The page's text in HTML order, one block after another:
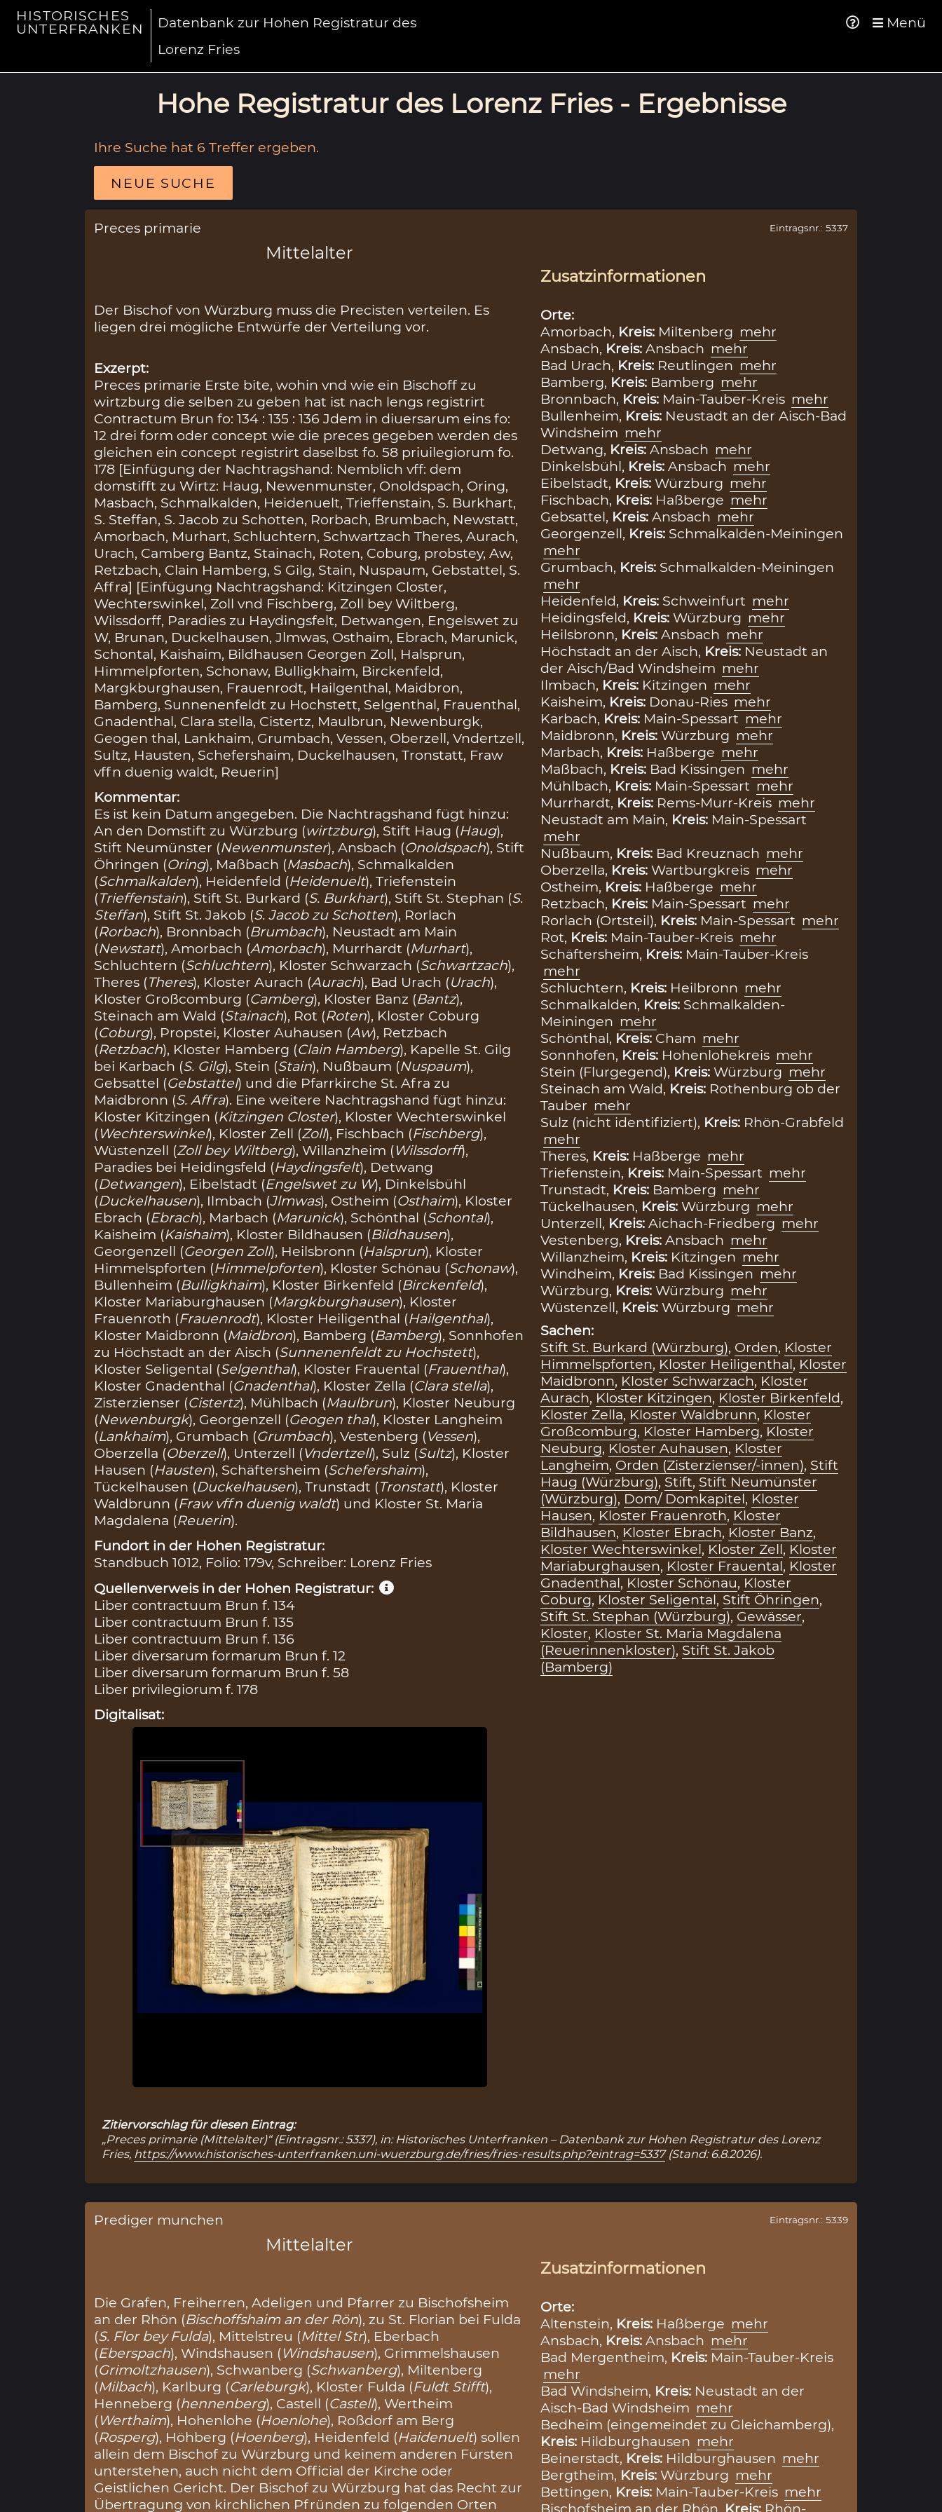
HISTORISCHES
UNTERFRANKEN
Datenbank zur Hohen Registratur des
Lorenz Fries
Menü
Hohe Registratur des Lorenz Fries - Ergebnisse
Ihre Suche hat 6 Treffer ergeben.
NEUE SUCHE
Preces primarie
Mittelalter
Der Bischof von Würzburg muss die Precisten verteilen. Es
liegen drei mögliche Entwürfe der Verteilung vor.
Exzerpt:
Preces primarie Erste bite, wohin vnd wie ein Bischoff zu
wirtzburg die selben zu geben hat ist nach lengs registrirt
Contractum Brun fo: 134 : 135 : 136 Jdem in diuersarum eins fo:
12 drei form oder concept wie die preces gegeben werden des
gleichen ein concept registrirt daselbst fo. 58 priuilegiorum fo.
178 [Einfügung der Nachtragshand: Nemblich vff: dem
domstifft zu Wirtz: Haug, Newenmunster, Onoldspach, Oring,
Masbach, Schmalkalden, Heidenuelt, Trieffenstain, S. Burkhart,
S. Steffan, S. Jacob zu Schotten, Rorbach, Brumbach, Newstatt,
Amorbach, Murhart, Schluchtern, Schwartzach Theres, Aurach,
Urach, Camberg Bantz, Stainach, Roten, Coburg, probstey, Aw,
Retzbach, Clain Hamberg, S Gilg, Stain, Nuspaum, Gebstattel, S.
Affra] [Einfügung Nachtragshand: Kitzingen Closter,
Wechterswinkel, Zoll vnd Fischberg, Zoll bey Wiltberg,
Wilssdorff, Paradies zu Haydingsfelt, Detwangen, Engelswet zu
W, Brunan, Duckelhausen, Jlmwas, Osthaim, Ebrach, Marunick,
Schontal, Kaishaim, Bildhausen Georgen Zoll, Halsprun,
Himmelpforten, Schonaw, Bulligkhaim, Birckenfeld,
Margkburghausen, Frauenrodt, Hailgenthal, Maidbron,
Bamberg, Sunnenenfeldt zu Hochstett, Selgenthal, Frauenthal,
Gnadenthal, Clara stella, Cistertz, Maulbrun, Newenburgk,
Geogen thal, Lankhaim, Grumbach, Vessen, Oberzell, Vndertzell,
Sultz, Hausten, Schefershaim, Duckelhausen, Tronstatt, Fraw
vffn duenig waldt, Reuerin]
Kommentar:
Es ist kein Datum angegeben. Die Nachtragshand fügt hinzu:
An den Domstift zu Würzburg (wirtzburg), Stift Haug (Haug),
Stift Neumünster (Newenmunster), Ansbach (Onoldspach), Stift
Öhringen (Oring), Maßbach (Masbach), Schmalkalden
(Schmalkalden), Heidenfeld (Heidenuelt), Triefenstein
(Trieffenstain), Stift St. Burkard (S. Burkhart), Stift St. Stephan (S.
Steffan), Stift St. Jakob (S. Jacob zu Schotten), Rorlach
(Rorbach), Bronnbach (Brumbach), Neustadt am Main
(Newstatt), Amorbach (Amorbach), Murrhardt (Murhart),
Schluchtern (Schluchtern), Kloster Schwarzach (Schwartzach),
Theres (Theres), Kloster Aurach (Aurach), Bad Urach (Urach),
Kloster Großcomburg (Camberg), Kloster Banz (Bantz),
Steinach am Wald (Stainach), Rot (Roten), Kloster Coburg
(Coburg), Propstei, Kloster Auhausen (Aw), Retzbach
(Retzbach), Kloster Hamberg (Clain Hamberg), Kapelle St. Gilg
bei Karbach (S. Gilg), Stein (Stain), Nußbaum (Nuspaum),
Gebsattel (Gebstattel) und die Pfarrkirche St. Afra zu
Maidbronn (S. Affra). Eine weitere Nachtragshand fügt hinzu:
Kloster Kitzingen (Kitzingen Closter), Kloster Wechterswinkel
(Wechterswinkel), Kloster Zell (Zoll), Fischbach (Fischberg),
Wüstenzell (Zoll bey Wiltberg), Willanzheim (Wilssdorff),
Paradies bei Heidingsfeld (Haydingsfelt), Detwang
(Detwangen), Eibelstadt (Engelswet zu W), Dinkelsbühl
(Duckelhausen), Ilmbach (Jlmwas), Ostheim (Osthaim), Kloster
Ebrach (Ebrach), Marbach (Marunick), Schönthal (Schontal),
Kaisheim (Kaishaim), Kloster Bildhausen (Bildhausen),
Georgenzell (Georgen Zoll), Heilsbronn (Halsprun), Kloster
Himmelspforten (Himmelpforten), Kloster Schönau (Schonaw),
Bullenheim (Bulligkhaim), Kloster Birkenfeld (Birckenfeld),
Kloster Mariaburghausen (Margkburghausen), Kloster
Frauenroth (Frauenrodt), Kloster Heiligenthal (Hailgenthal),
Kloster Maidbronn (Maidbron), Bamberg (Bamberg), Sonnhofen
zu Höchstadt an der Aisch (Sunnenenfeldt zu Hochstett),
Kloster Seligental (Selgenthal), Kloster Frauental (Frauenthal),
Kloster Gnadenthal (Gnadenthal), Kloster Zella (Clara stella),
Zisterzienser (Cistertz), Mühlbach (Maulbrun), Kloster Neuburg
(Newenburgk), Georgenzell (Geogen thal), Kloster Langheim
(Lankhaim), Grumbach (Grumbach), Vestenberg (Vessen),
Oberzella (Oberzell), Unterzell (Vndertzell), Sulz (Sultz), Kloster
Hausen (Hausten), Schäftersheim (Schefershaim),
Tückelhausen (Duckelhausen), Trunstadt (Tronstatt), Kloster
Waldbrunn (Fraw vffn duenig waldt) und Kloster St. Maria
Magdalena (Reuerin).
Fundort in der Hohen Registratur:
Standbuch 1012, Folio: 179v, Schreiber: Lorenz Fries
Quellenverweis in der Hohen Registratur:
Liber contractuum Brun f. 134
Liber contractuum Brun f. 135
Liber contractuum Brun f. 136
Liber diversarum formarum Brun f. 12
Liber diversarum formarum Brun f. 58
Liber privilegiorum f. 178
Digitalisat:
Eintragsnr.: 5337
Zusatzinformationen
Orte:
Amorbach, Kreis: Miltenberg mehr
Ansbach, Kreis: Ansbach mehr
Bad Urach, Kreis: Reutlingen mehr
Bamberg, Kreis: Bamberg mehr
Bronnbach, Kreis: Main-Tauber-Kreis mehr
Bullenheim, Kreis: Neustadt an der Aisch-Bad
Windsheim mehr
Detwang, Kreis: Ansbach mehr
Dinkelsbühl, Kreis: Ansbach mehr
Eibelstadt, Kreis: Würzburg mehr
Fischbach, Kreis: Haßberge mehr
Gebsattel, Kreis: Ansbach mehr
Georgenzell, Kreis: Schmalkalden-Meiningen
mehr
Grumbach, Kreis: Schmalkalden-Meiningen
mehr
Heidenfeld, Kreis: Schweinfurt mehr
Heidingsfeld, Kreis: Würzburg mehr
Heilsbronn, Kreis: Ansbach mehr
Höchstadt an der Aisch, Kreis: Neustadt an
der Aisch/Bad Windsheim mehr
Ilmbach, Kreis: Kitzingen mehr
Kaisheim, Kreis: Donau-Ries mehr
Karbach, Kreis: Main-Spessart mehr
Maidbronn, Kreis: Würzburg mehr
Marbach, Kreis: Haßberge mehr
Maßbach, Kreis: Bad Kissingen mehr
Mühlbach, Kreis: Main-Spessart mehr
Murrhardt, Kreis: Rems-Murr-Kreis mehr
Neustadt am Main, Kreis: Main-Spessart
mehr
Nußbaum, Kreis: Bad Kreuznach mehr
Oberzella, Kreis: Wartburgkreis mehr
Ostheim, Kreis: Haßberge mehr
Retzbach, Kreis: Main-Spessart mehr
Rorlach (Ortsteil), Kreis: Main-Spessart mehr
Rot, Kreis: Main-Tauber-Kreis mehr
Schäftersheim, Kreis: Main-Tauber-Kreis
mehr
Schluchtern, Kreis: Heilbronn mehr
Schmalkalden, Kreis: Schmalkalden-
Meiningen mehr
Schönthal, Kreis: Cham mehr
Sonnhofen, Kreis: Hohenlohekreis mehr
Stein (Flurgegend), Kreis: Würzburg mehr
Steinach am Wald, Kreis: Rothenburg ob der
Tauber mehr
Sulz (nicht identifiziert), Kreis: Rhön-Grabfeld
mehr
Theres, Kreis: Haßberge mehr
Triefenstein, Kreis: Main-Spessart mehr
Trunstadt, Kreis: Bamberg mehr
Tückelhausen, Kreis: Würzburg mehr
Unterzell, Kreis: Aichach-Friedberg mehr
Vestenberg, Kreis: Ansbach mehr
Willanzheim, Kreis: Kitzingen mehr
Windheim, Kreis: Bad Kissingen mehr
Würzburg, Kreis: Würzburg mehr
Wüstenzell, Kreis: Würzburg mehr
Sachen:
Stift St. Burkard (Würzburg), Orden, Kloster
Himmelspforten, Kloster Heiligenthal, Kloster
Maidbronn, Kloster Schwarzach, Kloster
Aurach, Kloster Kitzingen, Kloster Birkenfeld,
Kloster Zella, Kloster Waldbrunn, Kloster
Großcomburg, Kloster Hamberg, Kloster
Neuburg, Kloster Auhausen, Kloster
Langheim, Orden (Zisterzienser/-innen), Stift
Haug (Würzburg), Stift, Stift Neumünster
(Würzburg), Dom/ Domkapitel, Kloster
Hausen, Kloster Frauenroth, Kloster
Bildhausen, Kloster Ebrach, Kloster Banz,
Kloster Wechterswinkel, Kloster Zell, Kloster
Mariaburghausen, Kloster Frauental, Kloster
Gnadenthal, Kloster Schönau, Kloster
Coburg, Kloster Seligental, Stift Öhringen,
Stift St. Stephan (Würzburg), Gewässer,
Kloster, Kloster St. Maria Magdalena
(Reuerinnenkloster), Stift St. Jakob
(Bamberg)
Zitiervorschlag für diesen Eintrag:
„Preces primarie (Mittelalter)“ (Eintragsnr.: 5337), in: Historisches Unterfranken – Datenbank zur Hohen Registratur des Lorenz
Fries, https://www.historisches-unterfranken.uni-wuerzburg.de/fries/fries-results.php?eintrag=5337(Stand: 6.8.2026).
Prediger munchen
Mittelalter
Die Grafen, Freiherren, Adeligen und Pfarrer zu Bischofsheim
an der Rhön (Bischoffshaim an der Rön), zu St. Florian bei Fulda
(S. Flor bey Fulda), Mittelstreu (Mittel Str), Eberbach
(Eberspach), Windshausen (Windshausen), Grimmelshausen
(Grimoltzhausen), Schwanberg (Schwanberg), Miltenberg
(Milbach), Karlburg (Carleburgk), Kloster Fulda (Fuldt Stifft),
Henneberg (hennenberg), Castell (Castell), Wertheim
(Werthaim), Hohenlohe (Hoenlohe), Roßdorf am Berg
(Rosperg), Höhberg (Hoenberg), Heidenfeld (Haidenuelt) sollen
allein dem Bischof zu Würzburg und keinem anderen Fürsten
unterstehen, auch nicht dem Official der Kirche oder
Geistlichen Gericht. Der Bischof zu Würzburg hat das Recht zur
Übertragung von kirchlichen Pfründen zu folgenden Orten
Eintragsnr.: 5339
Zusatzinformationen
Orte:
Altenstein, Kreis: Haßberge mehr
Ansbach, Kreis: Ansbach mehr
Bad Mergentheim, Kreis: Main-Tauber-Kreis
mehr
Bad Windsheim, Kreis: Neustadt an der
Aisch-Bad Windsheim mehr
Bedheim (eingemeindet zu Gleichamberg),
Kreis: Hildburghausen mehr
Beinerstadt, Kreis: Hildburghausen mehr
Bergtheim, Kreis: Würzburg mehr
Bettingen, Kreis: Main-Tauber-Kreis mehr
Bischofsheim an der Rhön, Kreis: Rhön-